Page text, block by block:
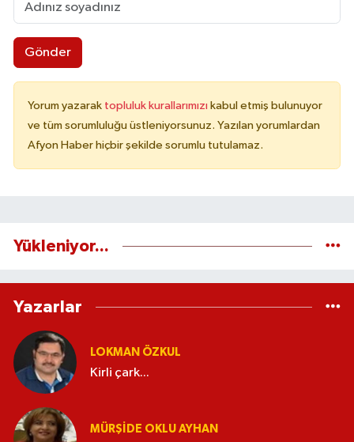
Gönder
Yorum yazarak topluluk kurallarımızı kabul etmiş bulunuyor
ve tüm sorumluluğu üstleniyorsunuz. Yazılan yorumlardan
Afyon Haber hiçbir şekilde sorumlu tutulamaz.
Yükleniyor...
Yazarlar
LOKMAN ÖZKUL
Kirli çark...
MÜRŞIDE OKLU AYHAN